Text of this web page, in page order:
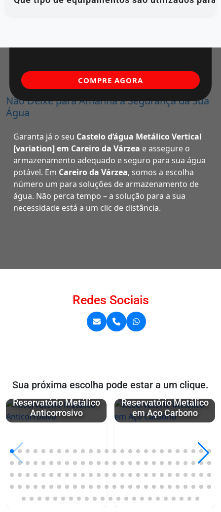
Não Deixe para Amanhã a Segurança da Sua
Água
Garanta já o seu Castelo d’água Metálico Vertical
[variation] em Careiro da Várzea e assegure o
armazenamento adequado e seguro para sua água
potável. Em Careiro da Várzea, somos a escolha
número um para soluções de armazenamento de
água. Não perca tempo – a solução para a sua
necessidade está a um clic de distância.
COMPRE AGORA
Redes Sociais
Sua próxima escolha pode estar a um clique.
Reservatório Metálico
Anticorrosivo
Reservatório Metálico
em Aço Carbono